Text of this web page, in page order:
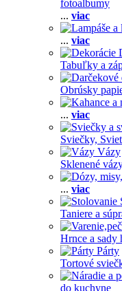
fotoalbumy
... viac
... viac
Tabuľky a
Obrúsky
... viac
Sviečky,
Vázy
Sklenené
... viac
Taniere a
Hrnce a sady
Párty
Tortové
do kuchyne